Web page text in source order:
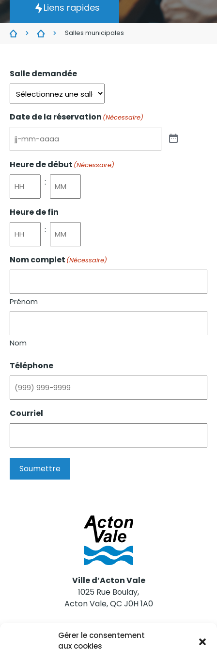
Gérer le consentement
aux cookies
Liens rapides
Salles municipales
Salle demandée
Date de la réservation (Nécessaire)
Heure de début (Nécessaire)
:
Heure de fin
:
Nom complet (Nécessaire)
Prénom
Nom
Téléphone
Courriel
Soumettre
Ville d’Acton Vale
1025 Rue Boulay,
Acton Vale, QC J0H 1A0
Nous joindre
Tél. 450 546-2703